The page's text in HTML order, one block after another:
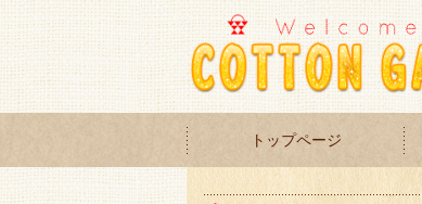
トップページ